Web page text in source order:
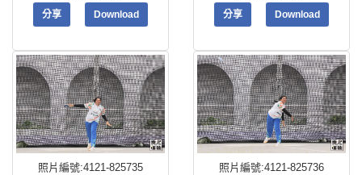
分享 Download 分享 Download
照片編號:4121-825735
照片編號:4121-825736